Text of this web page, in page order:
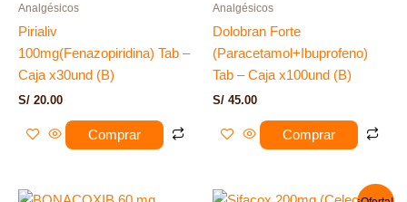
Analgésicos
Pirialiv
100mg(Fenazopiridina) Tab –
Caja x30und (B)
S/ 20.00
Comprar
Analgésicos
Dolobran Forte
(Paracetamol+Ibuprofeno)
Tab – Caja x100und (B)
S/ 45.00
Comprar
El
El